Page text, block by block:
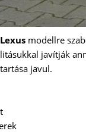
modellre
javítják
javul.